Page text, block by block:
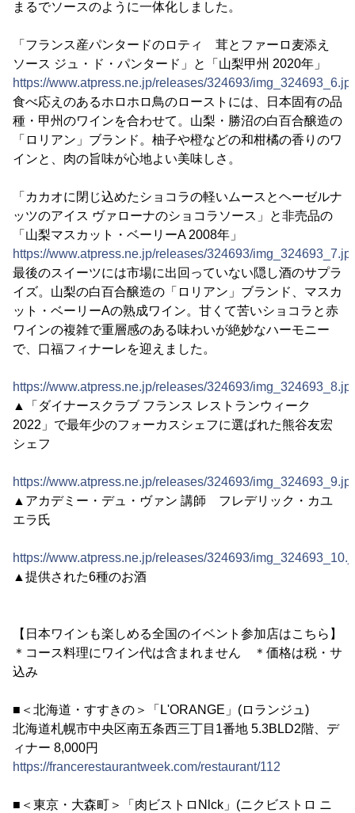
まるでソースのように一体化しました。
「フランス産パンタードのロティ 茸とファーロ麦添え
ソース ジュ・ド・パンタード」と「山梨甲州 2020年」
https://www.atpress.ne.jp/releases/324693/
食べ応えのあるホロホロ鳥のローストには、日本固有の品
種・甲州のワインを合わせて。山梨・勝沼の白百合醸造の
「ロリアン」ブランド。柚子や橙などの和柑橘の香りのワ
インと、肉の旨味が心地よい美味しさ。
「カカオに閉じ込めたショコラの軽いムースとヘーゼルナ
ッツのアイス ヴァローナのショコラソース」と非売品の
「山梨マスカット・ベーリーA 2008年」
https://www.atpress.ne.jp/releases/324693/
最後のスイーツには市場に出回っていない隠し酒のサプラ
イズ。山梨の白百合醸造の「ロリアン」ブランド、マスカ
ット・ベーリーAの熟成ワイン。甘くて苦いショコラと赤
ワインの複雑で重層感のある味わいが絶妙なハーモニー
で、口福フィナーレを迎えました。
https://www.atpress.ne.jp/releases/324693/
▲「ダイナースクラブ フランス レストランウィーク
2022」で最年少のフォーカスシェフに選ばれた熊谷友宏
シェフ
https://www.atpress.ne.jp/releases/324693/
▲アカデミー・デュ・ヴァン 講師 フレデリック・カユ
エラ氏
https://www.atpress.ne.jp/releases/324693/
▲提供された6種のお酒
【日本ワインも楽しめる全国のイベント参加店はこちら】
＊コース料理にワイン代は含まれません ＊価格は税・サ
込み
■＜北海道・すすきの＞「L'ORANGE」(ロランジュ)
北海道札幌市中央区南五条西三丁目1番地 5.3BLD2階、デ
ィナー 8,000円
https://francerestaurantweek.com/restaurant/112
■＜東京・大森町＞「肉ビストロNlck」(ニクビストロ ニ